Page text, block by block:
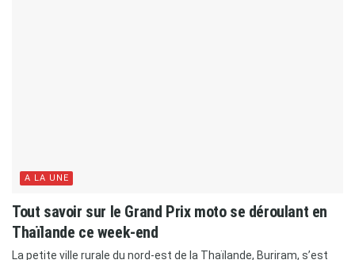
A LA UNE
Tout savoir sur le Grand Prix moto se déroulant en
Thaïlande ce week-end
La petite ville rurale du nord-est de la Thaïlande, Buriram, s’est